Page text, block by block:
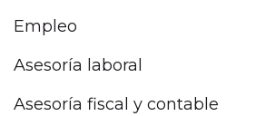
Empleo
Asesoría laboral
Asesoría fiscal y contable